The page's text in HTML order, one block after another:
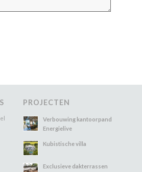
PROJECTEN
Verbouwing kantoorpand
Energielive
Kubistische villa
Exclusieve dakterrassen